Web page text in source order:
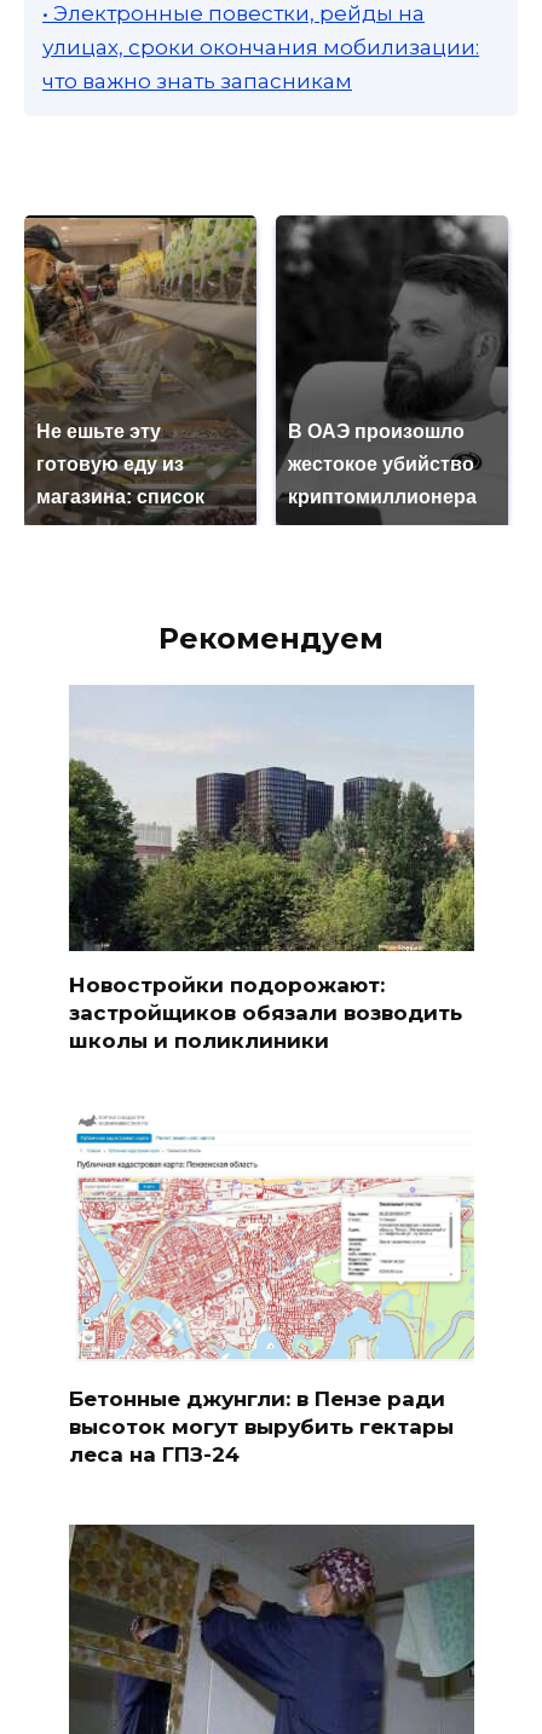
• Электронные повестки, рейды на
улицах, сроки окончания мобилизации:
что важно знать запасникам
Не ешьте эту
готовую еду из
магазина: список
В ОАЭ произошло
жестокое убийство
криптомиллионера
Рекомендуем
Новостройки подорожают:
застройщиков обязали возводить
школы и поликлиники
Бетонные джунгли: в Пензе ради
высоток могут вырубить гектары
леса на ГПЗ-24